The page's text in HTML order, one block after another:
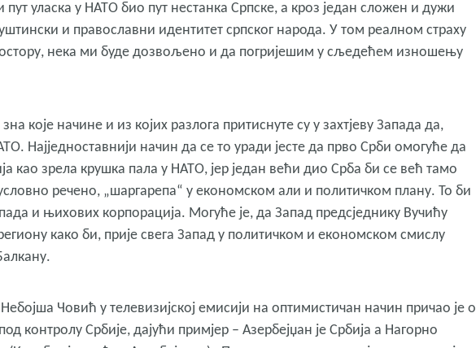
уласка у НАТО био пут нестанка Српске, а кроз један сложен и дужи
и православни идентитет српског народа. У том реалном страху
нека ми буде дозвољено и да погријешим у сљедећем изношењу
које начине и из којих разлога притиснуте су у захтјеву Запада да,
Најједноставнији начин да се то уради јесте да прво Срби омогуће да
као зрела крушка пала у НАТО, јер један већи дио Срба би се већ тамо
речено, „шаргарепа“ у економском али и политичком плану. То би
и њихових корпорација. Могуће је, да Запад предсједнику Вучићу
како би, прије свега Запад у политичком и економском смислу
Човић у телевизијској емисији на оптимистичан начин причао је о
контролу Србије, дајући примјер – Азербејџан је Србија а Нагорно